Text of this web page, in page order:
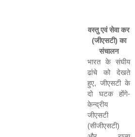
वस्तु एवं सेवा कर
(जीएसटी) का
संचालन
भारत के संघीय
ढांचे को देखते
हुए, जीएसटी के
दो घटक होंगे-
केन्द्रीय
जीएसटी
(सीजीएसटी)